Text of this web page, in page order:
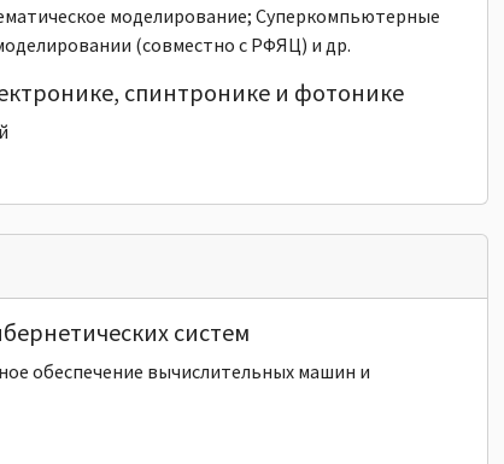
моделирование; Суперкомпьютерные
(совместно с РФЯЦ) и др.
спинтронике и фотонике
систем
обеспечение вычислительных машин и